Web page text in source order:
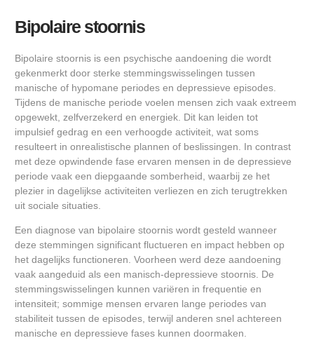
Bipolaire stoornis
Bipolaire stoornis is een psychische aandoening die wordt
gekenmerkt door sterke stemmingswisselingen tussen
manische of hypomane periodes en depressieve episodes.
Tijdens de manische periode voelen mensen zich vaak extreem
opgewekt, zelfverzekerd en energiek. Dit kan leiden tot
impulsief gedrag en een verhoogde activiteit, wat soms
resulteert in onrealistische plannen of beslissingen. In contrast
met deze opwindende fase ervaren mensen in de depressieve
periode vaak een diepgaande somberheid, waarbij ze het
plezier in dagelijkse activiteiten verliezen en zich terugtrekken
uit sociale situaties.
Een diagnose van bipolaire stoornis wordt gesteld wanneer
deze stemmingen significant fluctueren en impact hebben op
het dagelijks functioneren. Voorheen werd deze aandoening
vaak aangeduid als een manisch-depressieve stoornis. De
stemmingswisselingen kunnen variëren in frequentie en
intensiteit; sommige mensen ervaren lange periodes van
stabiliteit tussen de episodes, terwijl anderen snel achtereen
manische en depressieve fases kunnen doormaken.